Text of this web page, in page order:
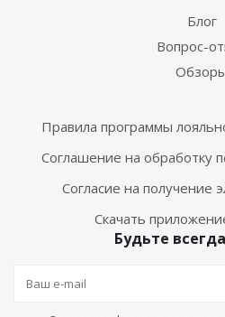
Блог
Вопрос-
Правила программы
Соглашение на обработку
Согласие на получение
Скачать
Будьте